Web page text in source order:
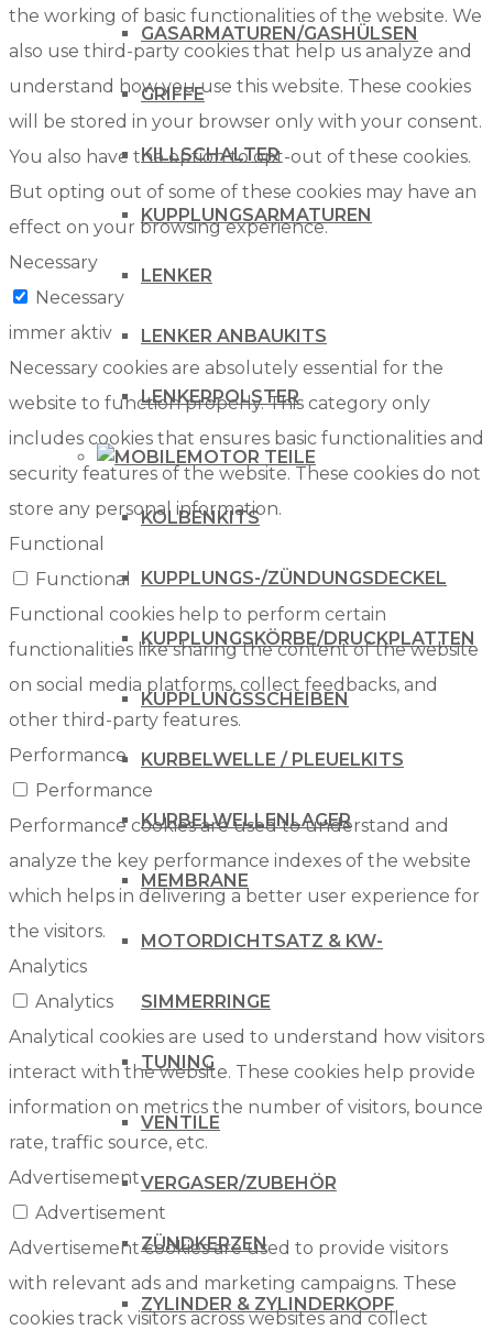
GASARMATUREN/GASHÜLSEN
GRIFFE
KILLSCHALTER
KUPPLUNGSARMATUREN
LENKER
LENKER ANBAUKITS
LENKERPOLSTER
MOTOR TEILE
KOLBENKITS
KUPPLUNGS-/ZÜNDUNGSDECKEL
KUPPLUNGSKÖRBE/DRUCKPLATTEN
KUPPLUNGSSCHEIBEN
KURBELWELLE / PLEUELKITS
KURBELWELLENLAGER
MEMBRANE
MOTORDICHTSATZ & KW-
SIMMERRINGE
TUNING
VENTILE
VERGASER/ZUBEHÖR
ZÜNDKERZEN
ZYLINDER & ZYLINDERKOPF
the working of basic functionalities of the website. We
also use third-party cookies that help us analyze and
understand how you use this website. These cookies
will be stored in your browser only with your consent.
You also have the option to opt-out of these cookies.
But opting out of some of these cookies may have an
effect on your browsing experience.
Necessary
Necessary
immer aktiv
Necessary cookies are absolutely essential for the
website to function properly. This category only
includes cookies that ensures basic functionalities and
security features of the website. These cookies do not
store any personal information.
Functional
Functional
Functional cookies help to perform certain
functionalities like sharing the content of the website
on social media platforms, collect feedbacks, and
other third-party features.
Performance
Performance
Performance cookies are used to understand and
analyze the key performance indexes of the website
which helps in delivering a better user experience for
the visitors.
Analytics
Analytics
Analytical cookies are used to understand how visitors
interact with the website. These cookies help provide
information on metrics the number of visitors, bounce
rate, traffic source, etc.
Advertisement
Advertisement
Advertisement cookies are used to provide visitors
with relevant ads and marketing campaigns. These
cookies track visitors across websites and collect